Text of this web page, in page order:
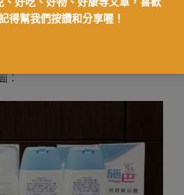
：
得幫我們按讚和分享喔！